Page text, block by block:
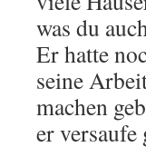
was du
Er hatte
seine
machen
er versaufe